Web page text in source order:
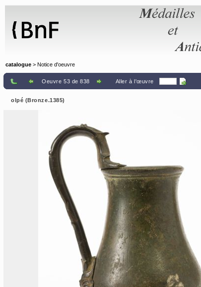
catalogue > Notice d'oeuvre
Oeuvre 53 de 838 Aller à l'œuvre
olpé (Bronze.1385)